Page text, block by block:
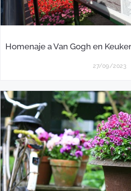
Homenaje a Van Gogh en
27/09/2023